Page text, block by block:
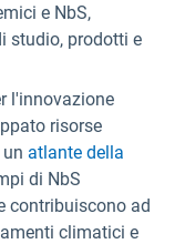
e NbS,
studio, prodotti e
l'innovazione
risorse
atlante della
di NbS
contribuiscono ad
climatici e